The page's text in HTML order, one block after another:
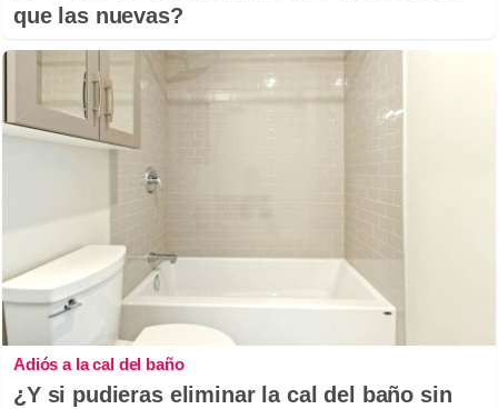
que las nuevas?
Adiós a la cal del baño
¿Y si pudieras eliminar la cal del baño sin